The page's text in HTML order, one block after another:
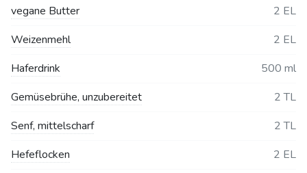
vegane Butter
2 EL
Weizenmehl
2 EL
Haferdrink
500 ml
Gemüsebrühe, unzubereitet
2 TL
Senf, mittelscharf
2 TL
Hefeflocken
2 EL